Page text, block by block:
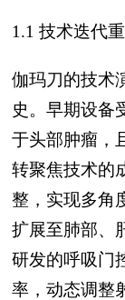
1.1 技术迭代
伽玛刀的技术
史。早期设备
于头部肿瘤，
转聚焦技术的
整，实现多角
扩展至肺部、
研发的呼吸门
率，动态调整